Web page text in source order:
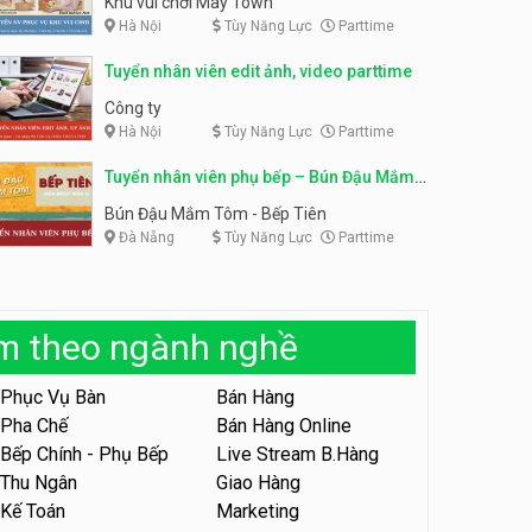
bàn parttime
Tuyển nhân viên tư vấn bán
Shop mỹ phẩm
Tuyển nhân viên bán hàng,
KIBO KIDS
Tuyển nhân viên edit ảnh,
Tuyển nhân viên tiếp thực,
phục vụ bàn
Nhà hàng Phủi Quán
Tuyển nhân viên phục vụ ca
tối – quán kem dừa
Quán kem dừa
Hà Nội Tùy Năng Lực Parttime
Tuyển nhân viên edit ảnh, video parttime
Công ty
Hà Nội Tùy Năng Lực Parttime
Tuyển nhân viên phụ bếp – Bún Đậu Mắm
Tôm – Bếp Tiên
Bún Đậu Mắm Tôm - Bếp Tiên
Đà Nẵng Tùy Năng Lực Parttime
theo ngành nghề
Phục Vụ Bàn
Bán Hàng
Pha Chế
Bán Hàng Online
Bếp Chính - Phụ Bếp
Live Stream B.Hàng
Thu Ngân
Giao Hàng
Kế Toán
Marketing